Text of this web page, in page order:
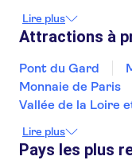
Marseille
Lire plus
Attractions à
Pont du Gard
Monnaie de Paris
Vallée de la Loire
La Cité du Vin
Le Mucem
Le
Lire plus
Pays les plus